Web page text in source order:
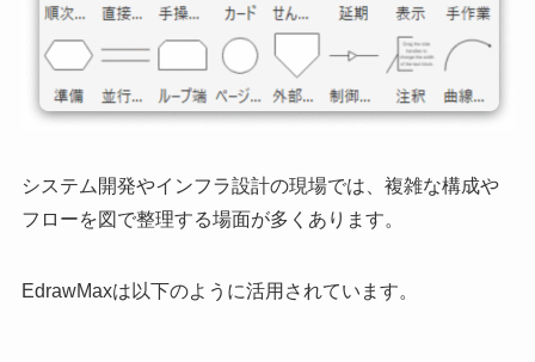
システム開発やインフラ設計の現場では、複雑な構成や
フローを図で整理する場面が多くあります。
EdrawMaxは以下のように活用されています。